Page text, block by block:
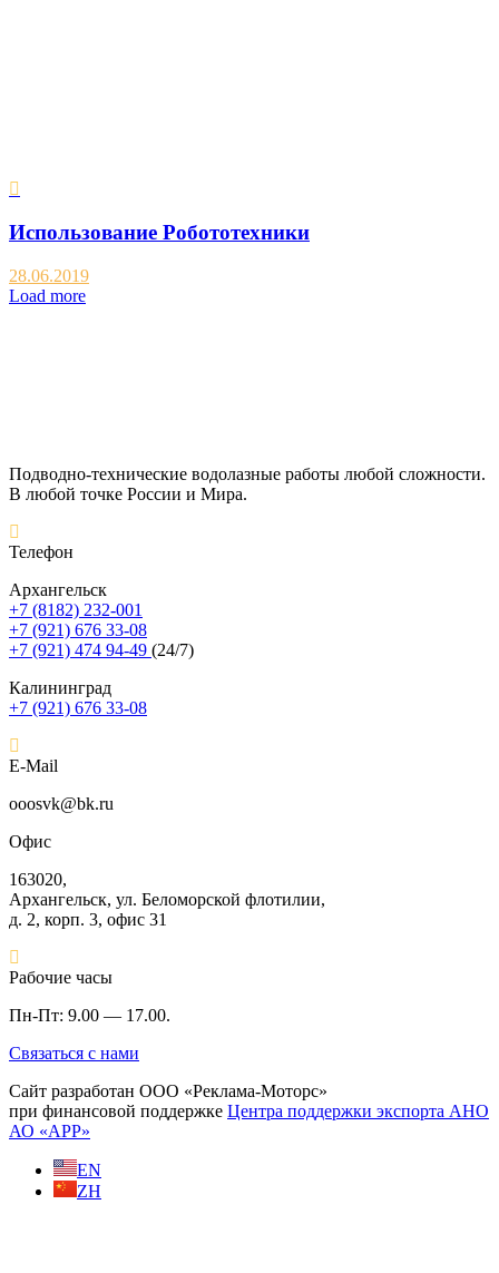
Использование Робототехники
28.06.2019
Load more
Подводно-технические водолазные работы любой сложности.
В любой точке России и Мира.
Телефон
Архангельск
+7 (8182) 232-001
+7 (921) 676 33-08
+7 (921) 474 94-49 (24/7)
Калининград
+7 (921) 676 33-08
E-Mail
ooosvk@bk.ru
Офис
163020,
Архангельск, ул. Беломорской флотилии,
д. 2, корп. 3, офис 31
Рабочие часы
Пн-Пт: 9.00 — 17.00.
Связаться с нами
Сайт разработан ООО «Реклама-Моторс»
при финансовой поддержке Центра поддержки экспорта АНО
АО «АРР»
EN
ZH